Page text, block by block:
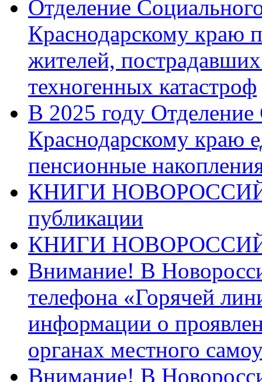
Отделение
Краснодарскому краю
жителей,
техногенных катастроф
В 2025 году
Краснодарскому краю
пенсионные
КНИГИ
публикации
КНИГИ
Внимание! В
телефона «Горячей
информации о
органах местного
Внимание! В